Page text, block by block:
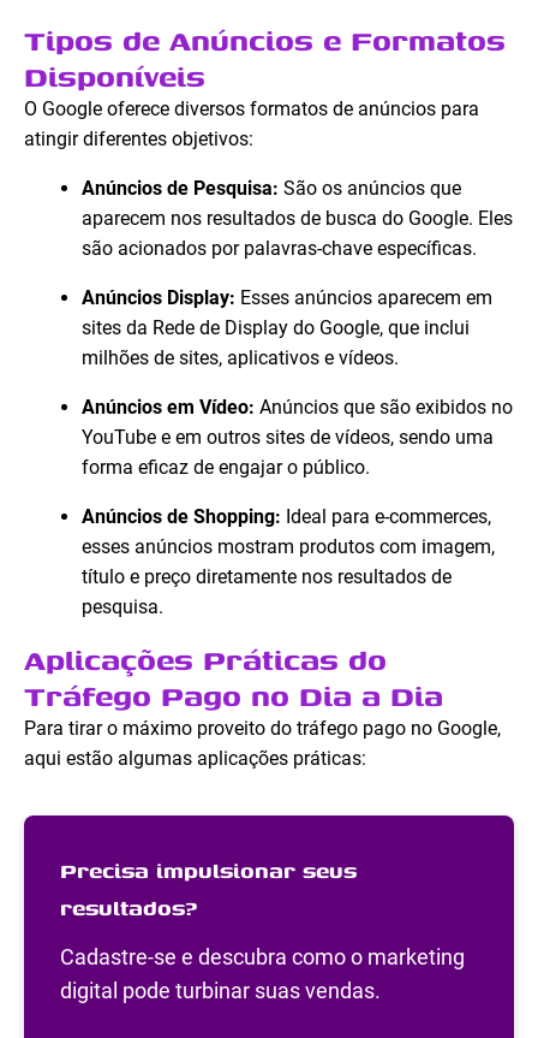
Tipos de Anúncios e Formatos
Disponíveis
O Google oferece diversos formatos de anúncios para
atingir diferentes objetivos:
Anúncios de Pesquisa: São os anúncios que
aparecem nos resultados de busca do Google. Eles
são acionados por palavras-chave específicas.
Anúncios Display: Esses anúncios aparecem em
sites da Rede de Display do Google, que inclui
milhões de sites, aplicativos e vídeos.
Anúncios em Vídeo: Anúncios que são exibidos no
YouTube e em outros sites de vídeos, sendo uma
forma eficaz de engajar o público.
Anúncios de Shopping: Ideal para e-commerces,
esses anúncios mostram produtos com imagem,
título e preço diretamente nos resultados de
pesquisa.
Aplicações Práticas do
Tráfego Pago no Dia a Dia
Para tirar o máximo proveito do tráfego pago no Google,
aqui estão algumas aplicações práticas:
Precisa impulsionar seus
resultados?
Cadastre-se e descubra como o marketing
digital pode turbinar suas vendas.